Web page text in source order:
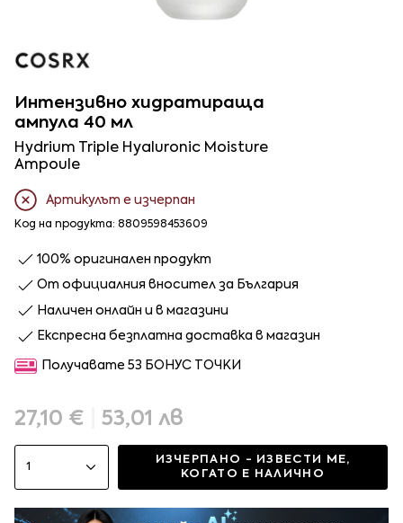
Интензивно хидратираща
ампула 40 мл
Hydrium Triple Hyaluronic Moisture
Ampoule
Артикулът е изчерпан
Код на продукта: 8809598453609
100% оригинален продукт
От официалния вносител за България
Наличен онлайн и в магазини
Експресна безплатна доставка в магазин
Получавате 53 БОНУС ТОЧКИ
27,10 € 53,01 лв
1
ИЗЧЕРПАНО - ИЗВЕСТИ МЕ,
КОГАТО Е НАЛИЧНО